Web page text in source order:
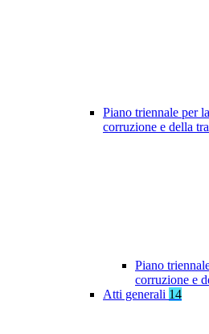
Piano triennale per
corruzione e della
Piano
corruzione e
Atti generali 14